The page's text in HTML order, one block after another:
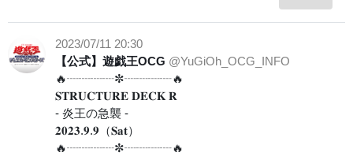
2023/07/11 20:30
【公式】遊戯王OCG @YuGiOh_OCG_INFO
🔥┈┈┈┈✼┈┈┈┈🔥
𝐒𝐓𝐑𝐔𝐂𝐓𝐔𝐑𝐄 𝐃𝐄𝐂𝐊 𝐑
- 炎王の急襲 -
𝟐𝟎𝟐𝟑.𝟗.𝟗（𝐒𝐚𝐭）
🔥┈┈┈┈✼┈┈┈┈🔥